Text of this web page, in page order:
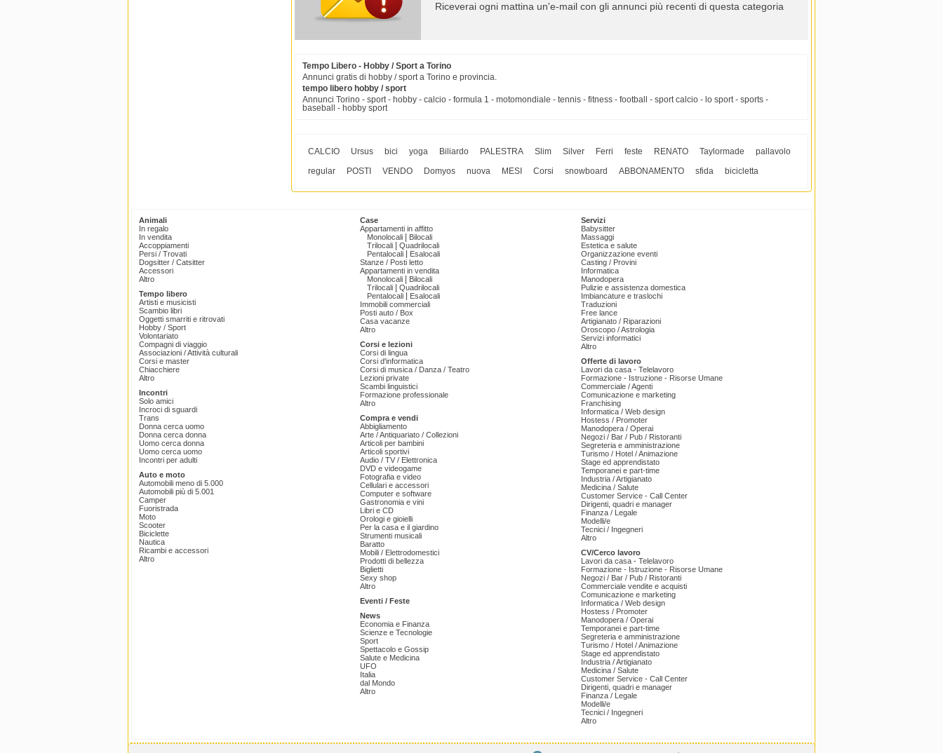
Riceverai ogni mattina un'e-mail con gli annunci più recenti di questa categoria
Tempo Libero - Hobby / Sport a Torino
Annunci gratis di hobby / sport a Torino e provincia.
tempo libero hobby / sport
Annunci Torino - sport - hobby - calcio - formula 1 - motomondiale - tennis - fitness - football - sport calcio - lo sport - sports -
baseball - hobby sport
CALCIO Ursus bici yoga Biliardo PALESTRA Slim Silver Ferri feste RENATO Taylormade
pallavolo
regular
POSTI VENDO Domyos nuova MESI Corsi snowboard ABBONAMENTO sfida bicicletta
Animali
In regalo
In vendita
Accoppiamenti
Persi / Trovati
Dogsitter / Catsitter
Accessori
Altro
Tempo libero
Artisti e musicisti
Scambio libri
Oggetti smarriti e ritrovati
Hobby / Sport
Volontariato
Compagni di viaggio
Associazioni / Attività culturali
Corsi e master
Chiacchiere
Altro
Incontri
Solo amici
Incroci di sguardi
Trans
Donna cerca uomo
Donna cerca donna
Uomo cerca donna
Uomo cerca uomo
Incontri per adulti
Auto e moto
Automobili meno di 5.000
Automobili più di 5.001
Camper
Fuoristrada
Moto
Scooter
Biciclette
Nautica
Ricambi e accessori
Altro
Case
Appartamenti in affitto
Monolocali
Bilocali
Trilocali
Quadrilocali
Pentalocali
Esalocali
Stanze / Posti letto
Appartamenti in vendita
Monolocali
Bilocali
Trilocali
Quadrilocali
Pentalocali
Esalocali
Immobili commerciali
Posti auto / Box
Casa vacanze
Altro
Corsi e lezioni
Corsi di lingua
Corsi d'informatica
Corsi di musica / Danza / Teatro
Lezioni private
Scambi linguistici
Formazione professionale
Altro
Compra e vendi
Abbigliamento
Arte / Antiquariato / Collezioni
Articoli per bambini
Articoli sportivi
Audio / TV / Elettronica
DVD e videogame
Fotografia e video
Cellulari e accessori
Computer e software
Gastronomia e vini
Libri e CD
Orologi e gioielli
Per la casa e il giardino
Strumenti musicali
Baratto
Mobili / Elettrodomestici
Prodotti di bellezza
Biglietti
Sexy shop
Altro
Eventi / Feste
News
Economia e Finanza
Scienze e Tecnologie
Sport
Spettacolo e Gossip
Salute e Medicina
UFO
Italia
dal Mondo
Altro
Servizi
Babysitter
Massaggi
Estetica e salute
Organizzazione eventi
Casting / Provini
Informatica
Manodopera
Pulizie e assistenza domestica
Imbiancature e traslochi
Traduzioni
Free lance
Artigianato / Riparazioni
Oroscopo / Astrologia
Servizi informatici
Altro
Offerte di lavoro
Lavori da casa - Telelavoro
Formazione - Istruzione - Risorse Umane
Commerciale / Agenti
Comunicazione e marketing
Franchising
Informatica / Web design
Hostess / Promoter
Manodopera / Operai
Negozi / Bar / Pub / Ristoranti
Segreteria e amministrazione
Turismo / Hotel / Animazione
Stage ed apprendistato
Temporanei e part-time
Industria / Artigianato
Medicina / Salute
Customer Service - Call Center
Dirigenti, quadri e manager
Finanza / Legale
Modelli/e
Tecnici / Ingegneri
Altro
CV/Cerco lavoro
Lavori da casa - Telelavoro
Formazione - Istruzione - Risorse Umane
Negozi / Bar / Pub / Ristoranti
Commerciale vendite e acquisti
Comunicazione e marketing
Informatica / Web design
Hostess / Promoter
Manodopera / Operai
Temporanei e part-time
Segreteria e amministrazione
Turismo / Hotel / Animazione
Stage ed apprendistato
Industria / Artigianato
Medicina / Salute
Customer Service - Call Center
Dirigenti, quadri e manager
Finanza / Legale
Modelli/e
Tecnici / Ingegneri
Altro